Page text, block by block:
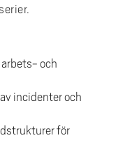
och
incidenter och
för